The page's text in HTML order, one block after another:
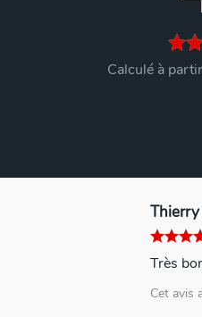
Calculé à
Thierry
Très
Cet avis